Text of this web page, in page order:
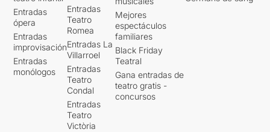
Entradas
ópera
Entradas
improvisación
Entradas
monólogos
Entradas
Teatro
Romea
Entradas La
Villarroel
Entradas
Teatro
Condal
Entradas
Teatro
Victòria
Mejores
espectáculos
familiares
Black Friday
Teatral
Gana entradas de
teatro gratis -
concursos